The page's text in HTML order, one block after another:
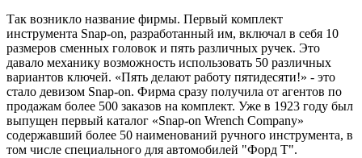
Так возникло название фирмы. Первый комплект
инструмента Snap-on, разработанный им, включал в себя 10
размеров сменных головок и пять различных ручек. Это
давало механику возможность использовать 50 различных
вариантов ключей. «Пять делают работу пятидесяти!» - это
стало девизом Snap-on. Фирма сразу получила от агентов по
продажам более 500 заказов на комплект. Уже в 1923 году был
выпущен первый каталог «Snap-on Wrench Company»
содержавший более 50 наименований ручного инструмента, в
том числе специального для автомобилей "Форд Т".